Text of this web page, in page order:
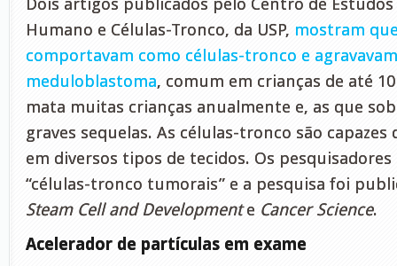
Humano e Células-Tronco, da USP, mostram
comportavam como células-tronco e
meduloblastoma, comum em crianças de até
mata muitas crianças anualmente e, as que
graves sequelas. As células-tronco são capazes
em diversos tipos de tecidos. Os
“células-tronco tumorais” e a pesquisa foi
Steam Cell and Developmente Cancer Science.
Acelerador de partículas em exame